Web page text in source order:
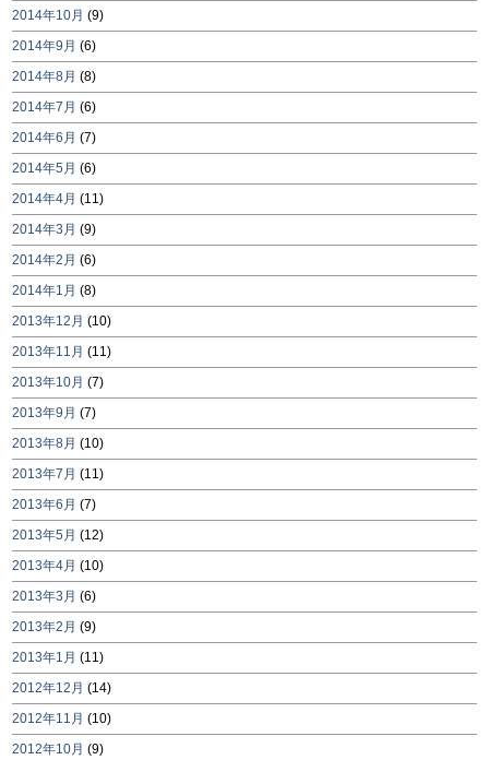
2014年10月 (9)
2014年9月 (6)
2014年8月 (8)
2014年7月 (6)
2014年6月 (7)
2014年5月 (6)
2014年4月 (11)
2014年3月 (9)
2014年2月 (6)
2014年1月 (8)
2013年12月 (10)
2013年11月 (11)
2013年10月 (7)
2013年9月 (7)
2013年8月 (10)
2013年7月 (11)
2013年6月 (7)
2013年5月 (12)
2013年4月 (10)
2013年3月 (6)
2013年2月 (9)
2013年1月 (11)
2012年12月 (14)
2012年11月 (10)
2012年10月 (9)